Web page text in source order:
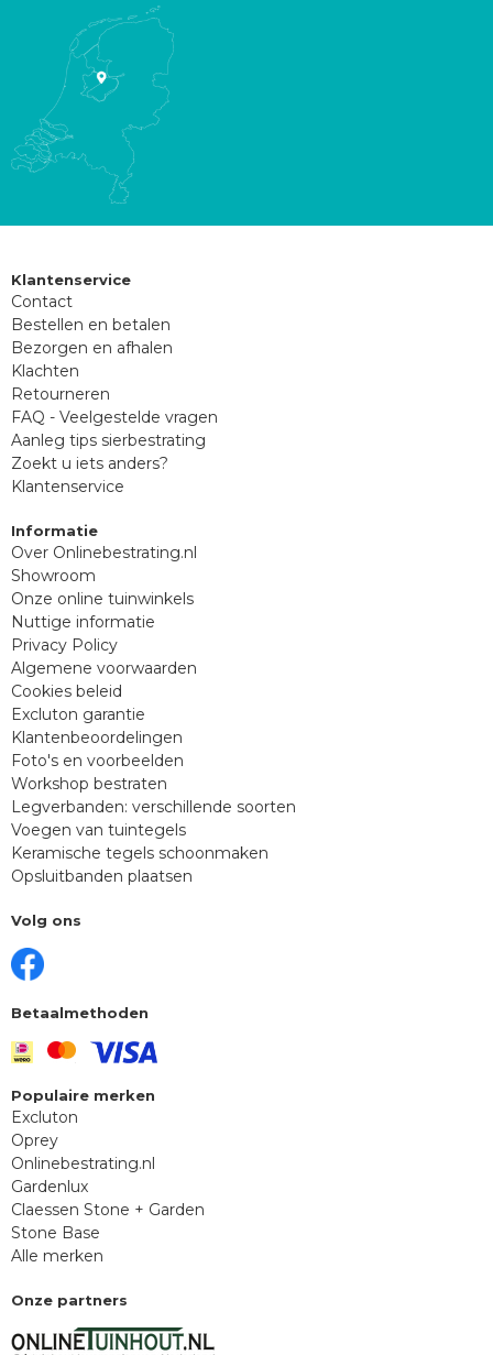
Klantenservice
Contact
Bestellen en betalen
Bezorgen en afhalen
Klachten
Retourneren
FAQ - Veelgestelde vragen
Aanleg tips sierbestrating
Zoekt u iets anders?
Klantenservice
Informatie
Over Onlinebestrating.nl
Showroom
Onze online tuinwinkels
Nuttige informatie
Privacy Policy
Algemene voorwaarden
Cookies beleid
Excluton garantie
Klantenbeoordelingen
Foto's en voorbeelden
Workshop bestraten
Legverbanden: verschillende soorten
Voegen van tuintegels
Keramische tegels schoonmaken
Opsluitbanden plaatsen
Volg ons
Betaalmethoden
Populaire merken
Excluton
Oprey
Onlinebestrating.nl
Gardenlux
Claessen Stone + Garden
Stone Base
Alle merken
Onze partners